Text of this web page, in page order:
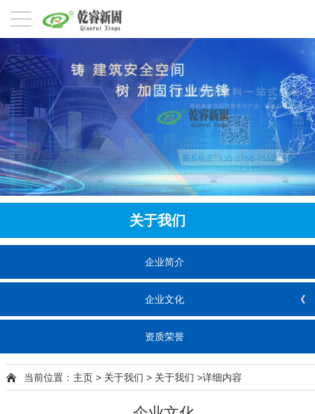
关于我们
企业简介
企业文化
资质荣誉
当前位置： 主页> 关于我们 > 关于我们 >详细内容